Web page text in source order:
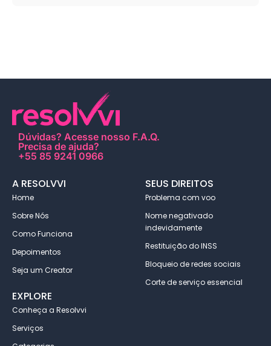
Dúvidas? Acesse nosso F.A.Q.
Precisa de ajuda?
+55 85 9241 0966
A RESOLVVI
Home
Sobre Nós
Como Funciona
Depoimentos
Seja um Creator
SEUS DIREITOS
Problema com voo
Nome negativado
indevidamente
Restituição do INSS
Bloqueio de redes sociais
Corte de serviço essencial
EXPLORE
Conheça a Resolvvi
Serviços